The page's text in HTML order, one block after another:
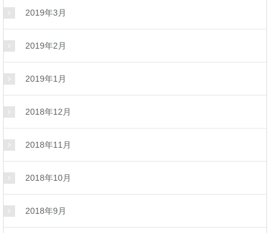
2019年3月
2019年2月
2019年1月
2018年12月
2018年11月
2018年10月
2018年9月